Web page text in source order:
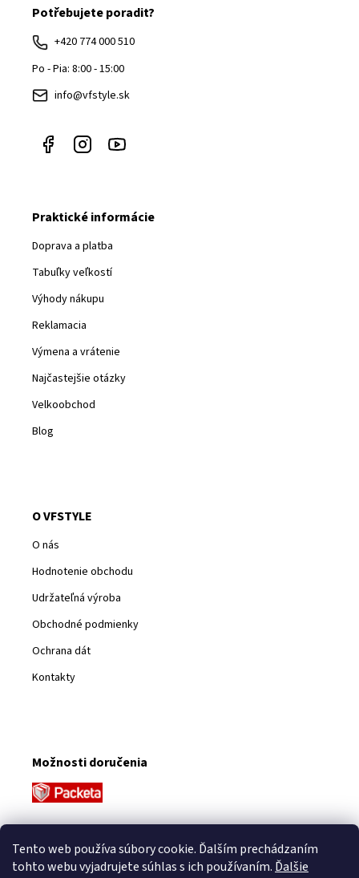
Tento web používa súbory cookie. Ďalším prechádzaním
tohto webu vyjadrujete súhlas s ich používaním. Ďalšie
Potřebujete poradit?
+420 774 000 510
Po - Pia: 8:00 - 15:00
info@vfstyle.sk
Praktické informácie
Doprava a platba
Tabuľky veľkostí
Výhody nákupu
Reklamacia
Výmena a vrátenie
Najčastejšie otázky
Velkoobchod
Blog
O VFSTYLE
O nás
Hodnotenie obchodu
Udržateľná výroba
Obchodné podmienky
Ochrana dát
Kontakty
Možnosti doručenia